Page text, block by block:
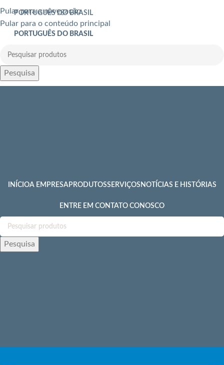
Pular para a navegação
Pular para o conteúdo principal
PORTUGUÊS DO BRASIL
PORTUGUÊS DO BRASIL
Pesquisa
INÍCIOA EMPRESA PRODUTOSSERVIÇOS NOTÍCIAS E HISTÓRIAS
ENTRE EM CONTATO CONOSCO
Pesquisa